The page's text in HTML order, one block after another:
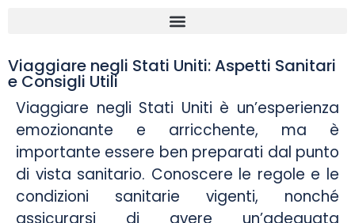
Viaggiare negli Stati Uniti: Aspetti Sanitari
e Consigli Utili
Viaggiare negli Stati Uniti è un’esperienza
emozionante e arricchente, ma è
importante essere ben preparati dal punto
di vista sanitario. Conoscere le regole e le
condizioni sanitarie vigenti, nonché
assicurarsi di avere un’adeguata